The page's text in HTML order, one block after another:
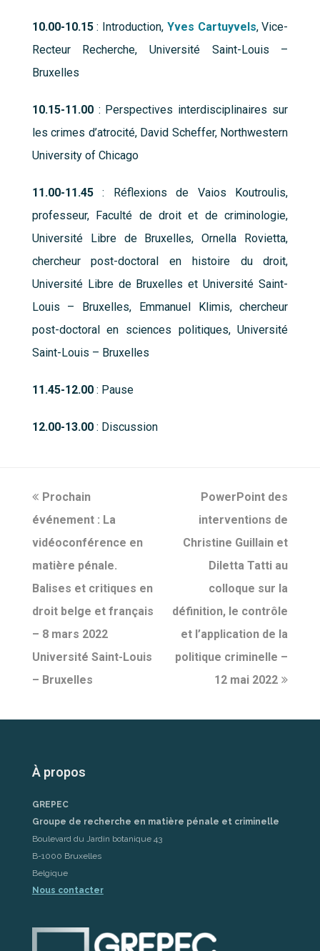
10.00-10.15: Introduction, Yves Cartuyvels, Vice-
Recteur Recherche, Université Saint-Louis –
Bruxelles
10.15-11.00: Perspectives interdisciplinaires sur
les crimes d’atrocité, David Scheffer, Northwestern
University of Chicago
11.00-11.45: Réflexions de Vaios Koutroulis,
professeur, Faculté de droit et de criminologie,
Université Libre de Bruxelles, Ornella Rovietta,
chercheur post-doctoral en histoire du droit,
Université Libre de Bruxelles et Université Saint-
Louis – Bruxelles, Emmanuel Klimis, chercheur
post-doctoral en sciences politiques, Université
Saint-Louis – Bruxelles
11.45-12.00: Pause
12.00-13.00: Discussion
previous
post:
Prochain
événement : La
vidéoconférence en
matière pénale.
Balises et critiques en
droit belge et français
– 8 mars 2022
Université Saint-Louis
– Bruxelles
next
post:
PowerPoint des
interventions de
Christine Guillain et
Diletta Tatti au
colloque sur la
définition, le contrôle
et l’application de la
politique criminelle –
12 mai 2022
À propos
GREPEC
Groupe de recherche en matière pénale et criminelle
Boulevard du Jardin botanique 43
B-1000 Bruxelles
Belgique
Nous contacter